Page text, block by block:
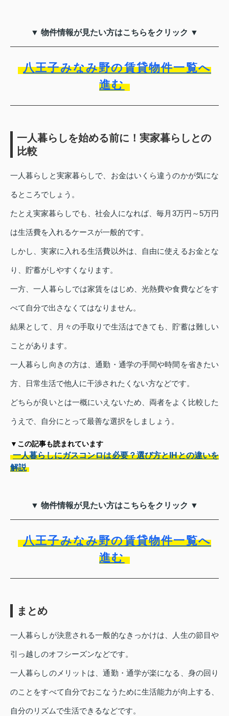
▼ 物件情報が見たい方はこちらをクリック ▼
八王子みなみ野の賃貸物件一覧へ
進む
一人暮らしを始める前に！実家暮らしとの
比較
一人暮らしと実家暮らしで、お金はいくら違うのかが気にな
るところでしょう。
たとえ実家暮らしでも、社会人になれば、毎月3万円～5万円
は生活費を入れるケースが一般的です。
しかし、実家に入れる生活費以外は、自由に使えるお金とな
り、貯蓄がしやすくなります。
一方、一人暮らしでは家賃をはじめ、光熱費や食費などをす
べて自分で出さなくてはなりません。
結果として、月々の手取りで生活はできても、貯蓄は難しい
ことがあります。
一人暮らし向きの方は、通勤・通学の手間や時間を省きたい
方、日常生活で他人に干渉されたくない方などです。
どちらが良いとは一概にいえないため、両者をよく比較した
うえで、自分にとって最善な選択をしましょう。
▼この記事も読まれています
一人暮らしにガスコンロは必要？選び方とIHとの違いを
解説
▼ 物件情報が見たい方はこちらをクリック ▼
八王子みなみ野の賃貸物件一覧へ
進む
まとめ
一人暮らしが決意される一般的なきっかけは、人生の節目や
引っ越しのオフシーズンなどです。
一人暮らしのメリットは、通勤・通学が楽になる、身の回り
のことをすべて自分でおこなうために生活能力が向上する、
自分のリズムで生活できるなどです。